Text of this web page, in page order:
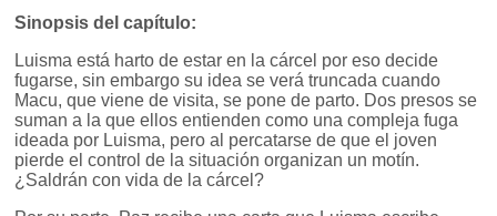
Sinopsis del capítulo:
Luisma está harto de estar en la cárcel por eso decide
fugarse, sin embargo su idea se verá truncada cuando
Macu, que viene de visita, se pone de parto. Dos presos se
suman a la que ellos entienden como una compleja fuga
ideada por Luisma, pero al percatarse de que el joven
pierde el control de la situación organizan un motín.
¿Saldrán con vida de la cárcel?